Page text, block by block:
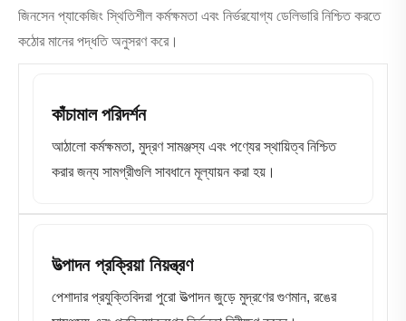
জিনসেন প্যাকেজিং স্থিতিশীল কর্মক্ষমতা এবং নির্ভরযোগ্য ডেলিভারি নিশ্চিত করতে
কঠোর মানের পদ্ধতি অনুসরণ করে।
কাঁচামাল পরিদর্শন
আঠালো কর্মক্ষমতা, মুদ্রণ সামঞ্জস্য এবং পণ্যের স্থায়িত্ব নিশ্চিত
করার জন্য সামগ্রীগুলি সাবধানে মূল্যায়ন করা হয়।
উত্পাদন প্রক্রিয়া নিয়ন্ত্রণ
পেশাদার প্রযুক্তিবিদরা পুরো উত্পাদন জুড়ে মুদ্রণের গুণমান, রঙের